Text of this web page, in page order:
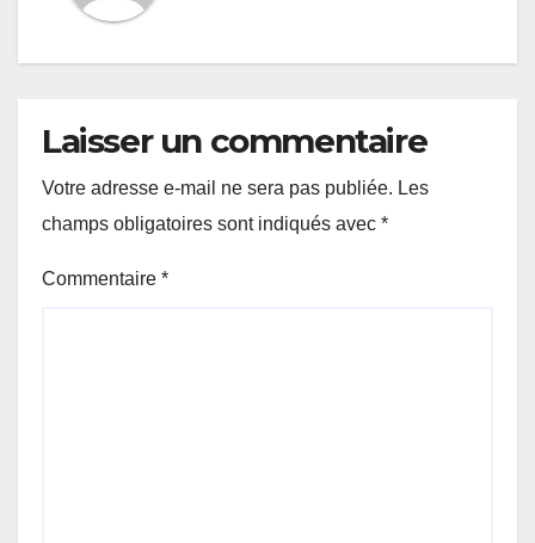
Laisser un commentaire
Votre adresse e-mail ne sera pas publiée. Les
champs obligatoires sont indiqués avec *
Commentaire *